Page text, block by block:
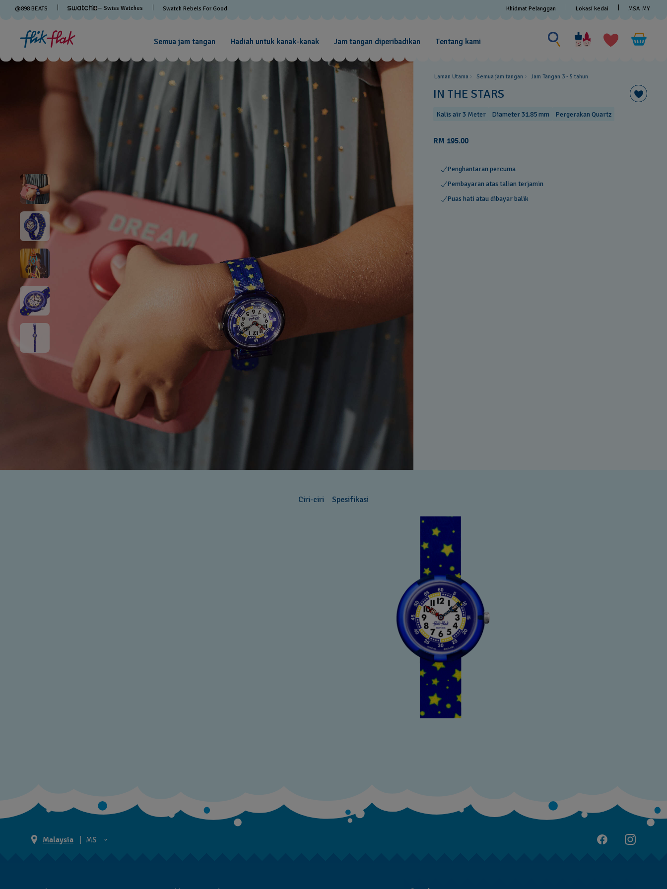
@898 BEATS — Swiss Watches Swatch Rebels For Good Khidmat Pelanggan Lokasi kedai MSA MY
Semua jam tangan Hadiah untuk kanak-kanak Jam tangan diperibadikan Tentang kami
Cari
sesuatu
Laman Utama Semua jam tangan Jam Tangan 3 - 5 tahun ​
IN THE STARS
Kalis air 3 Meter Diameter 31.85 mm Pergerakan Quartz
RM 195.00
Penghantaran percuma
Pembayaran atas talian terjamin
Puas hati atau dibayar balik
Ciri-ciri Spesifikasi
Malaysia
MS